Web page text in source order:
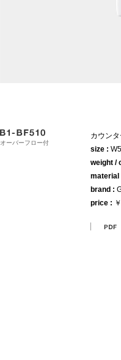
オーバーフロー付
カウン
size :
weight /
brand :
price :